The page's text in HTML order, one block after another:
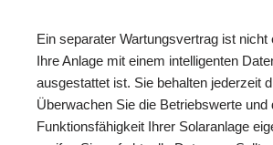
Ein separater Wartungsvertrag ist nicht
Ihre Anlage mit einem intelligenten
ausgestattet ist. Sie behalten jederzeit
Überwachen Sie die Betriebswerte und
Funktionsfähigkeit Ihrer Solaranlage